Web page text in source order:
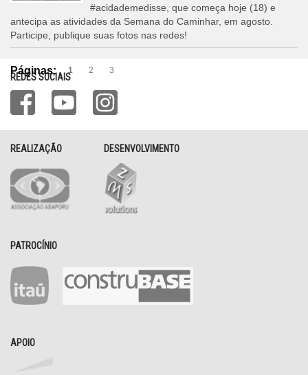
#acidademedisse, que começa hoje (18) e
antecipa as atividades da Semana do Caminhar, em agosto.
Participe, publique suas fotos nas redes!
Páginas: 1 2 3
REDES SOCIAIS
REALIZAÇÃO DESENVOLVIMENTO
PATROCÍNIO
APOIO